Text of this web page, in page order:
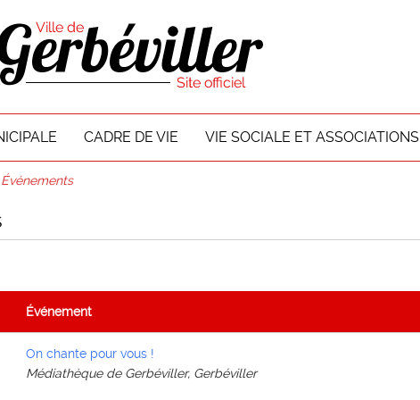
CADRE DE VIE VIE SOCIALE ET ASSOCIATIONS
Événements
Événement
On chante pour vous !
Médiathèque de Gerbéviller, Gerbéviller